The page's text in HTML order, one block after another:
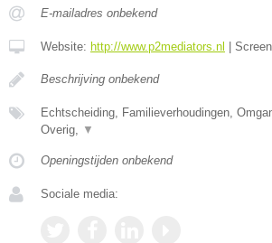
E-mailadres onbekend
Website: http://www.p2mediators.nl
Beschrijving onbekend
Echtscheiding, Familieverhoudingen,
Overig,
▼
Openingstijden onbekend
Sociale media: